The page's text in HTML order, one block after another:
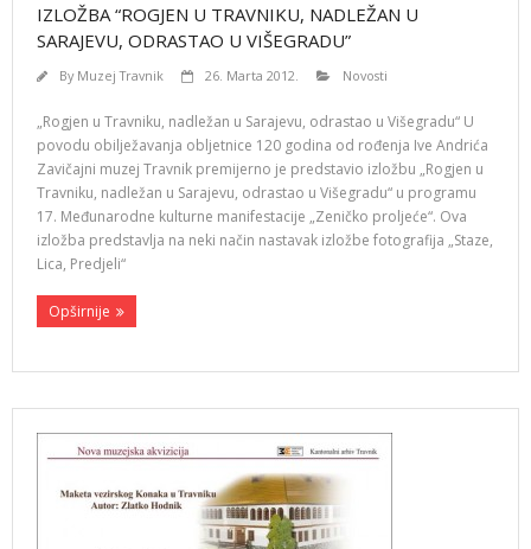
IZLOŽBA “ROGJEN U TRAVNIKU, NADLEŽAN U
SARAJEVU, ODRASTAO U VIŠEGRADU”
By Muzej Travnik 26. Marta 2012. Novosti
„Rogjen u Travniku, nadležan u Sarajevu, odrastao u Višegradu“ U
povodu obilježavanja obljetnice 120 godina od rođenja Ive Andrića
Zavičajni muzej Travnik premijerno je predstavio izložbu „Rogjen u
Travniku, nadležan u Sarajevu, odrastao u Višegradu“ u programu
17. Međunarodne kulturne manifestacije „Zeničko proljeće“. Ova
izložba predstavlja na neki način nastavak izložbe fotografija „Staze,
Lica, Predjeli“
Opširnije